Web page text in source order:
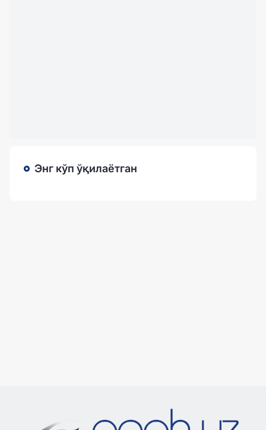
Энг кўп ўқилаётган